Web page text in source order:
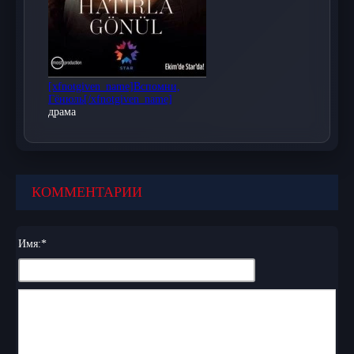
откройте для себя мир турецких сериалов на
нашем сайте!
[xfnotgiven_name]Вспомни,
Гёнюль[/xfnotgiven_name]
драма
КОММЕНТАРИИ
Имя:*